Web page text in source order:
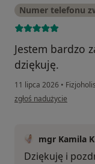
Numer telefonu
Jestem bardzo
dziękuję.
11 lipca 2026 •
w opinii użytkownika
zgłoś nadużycie
mgr Kamila
Dziękuję i